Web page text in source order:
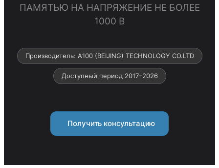
ПАМЯТЬЮ НА НАПРЯЖЕНИЕ НЕ БОЛЕЕ
1000 В
Производитель: A100 (BEIJING) TECHNOLOGY CO.LTD
Доступный период 2017–2026
Получить консультацию